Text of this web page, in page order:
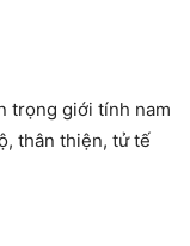
trọng giới tính nam
thân thiện, tử tế